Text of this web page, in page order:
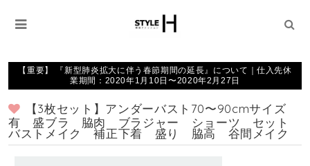
【重要】 『新型肺炎拡大に伴う春節期間の延長』について｜仕入先休
業期間：2020年1月10日〜2020年2月27日
【3枚セット】アンダーバスト70〜90cmサイズ
有 盛ブラ 脇肉 ブラジャー ショーツ セット
バストメイク 補正下着 盛り 脇高 谷間メイク